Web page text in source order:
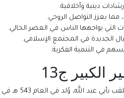
دينية وأخلاقية.
يعزز التواصل الروحي.
التي يواجهها الناس في العصر الحالي.
الجديدة في المجتمع الإسلامي.
في التنمية الفكرية.
ج13